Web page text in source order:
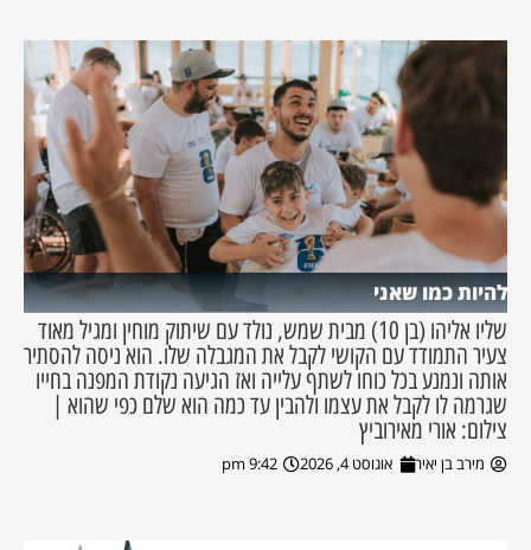
להיות כמו שאני
שליו אליהו (בן 10) מבית שמש, נולד עם שיתוק מוחין ומגיל מאוד
צעיר התמודד עם הקושי לקבל את המגבלה שלו. הוא ניסה להסתיר
אותה ונמנע בכל כוחו לשתף עלייה ואז הגיעה נקודת המפנה בחייו
שגרמה לו לקבל את עצמו ולהבין עד כמה הוא שלם כפי שהוא |
צילום: אורי מאירוביץ
מירב בן יאיר אוגוסט 4, 2026 9:42 pm